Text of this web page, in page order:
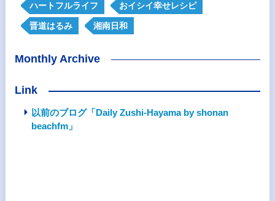
ハートフルライフ おイシイ幸せレシピ
晋道はるみ 湘南日和
Monthly Archive
Link
以前のブログ「Daily Zushi-Hayama by shonan
beachfm」